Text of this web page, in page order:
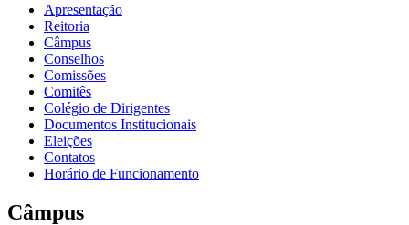
Apresentação
Reitoria
Câmpus
Conselhos
Comissões
Comitês
Colégio de Dirigentes
Documentos Institucionais
Eleições
Contatos
Horário de Funcionamento
Câmpus